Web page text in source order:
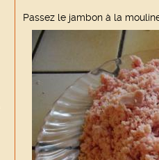
Passez le jambon à la